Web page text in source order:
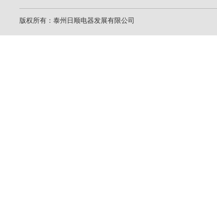
版权所有：泰州日顺电器发展有限公司